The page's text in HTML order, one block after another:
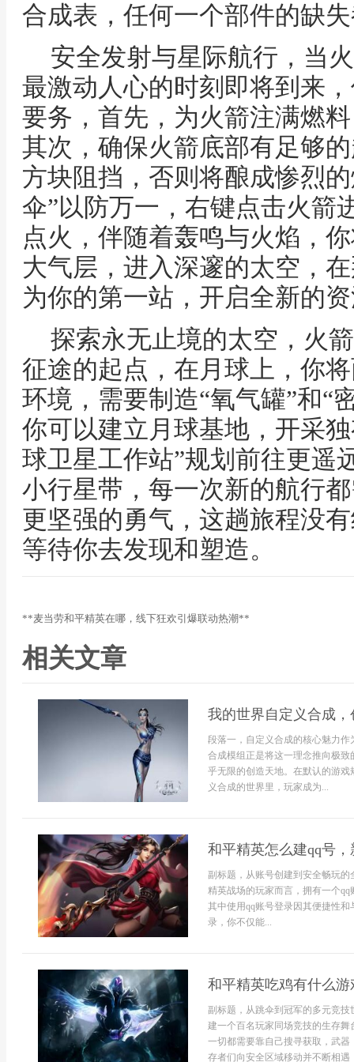
合成表，任何一个部件的缺
安全发射与星际航行，当
最激动人心的时刻即将到来
要务，首先，为火箭注满燃
其次，确保火箭底部有足够
方块阻挡，否则将酿成惨烈
伞”以防万一，右键点击火箭
点火，伴随着轰鸣与火焰，
大气层，进入深邃的太空，
为你的第一站，开启全新的
探索永无止境的太空，火
征途的起点，在月球上，你
环境，需要制造“氧气罐”和“
你可以建立月球基地，开采
球卫星工作站”规划前往更遥
小行星带，每一次新的航行
更坚强的勇气，这趟旅程没
等待你去发现和塑造。
**麦当劳和平精英在哪，线下狂欢引爆联动热潮**
相关文章
我的世界自定义合成
段落一，自定义合成的核心魅力
合成模组正是将这一理念推向极
乎无限的创造天地。在默认的游
义合成的世界里，玩家成为...
和平精英怎么建qq号
副标题，从账号创建到安全畅玩
精英战场的玩家而言，拥有一个
其中使用qq账号登录因其便捷性
录，你不仅能...
和平精英吃鸡有什么
副标题，从跳伞到冠军的多元竞
建一个百名玩家同场竞技的生存
一切都需要靠自己搜寻获取，武
存者们向安全区域移动并不断相